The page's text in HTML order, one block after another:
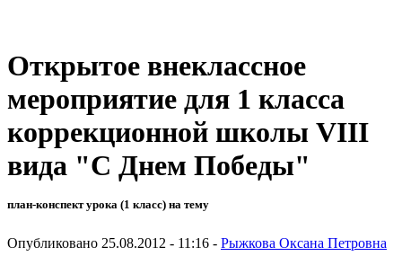
Открытое внеклассное
мероприятие для 1 класса
коррекционной школы VIII
вида "С Днем Победы"
план-конспект урока (1 класс) на тему
Опубликовано 25.08.2012 - 11:16 - Рыжкова Оксана Петровна